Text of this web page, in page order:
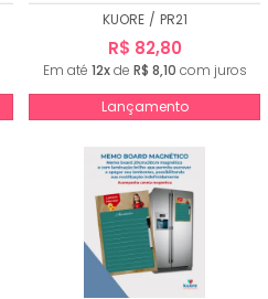
KUORE / PR21
R$ 82,80
Em até 12xde R$ 8,10 com juros
Lançamento